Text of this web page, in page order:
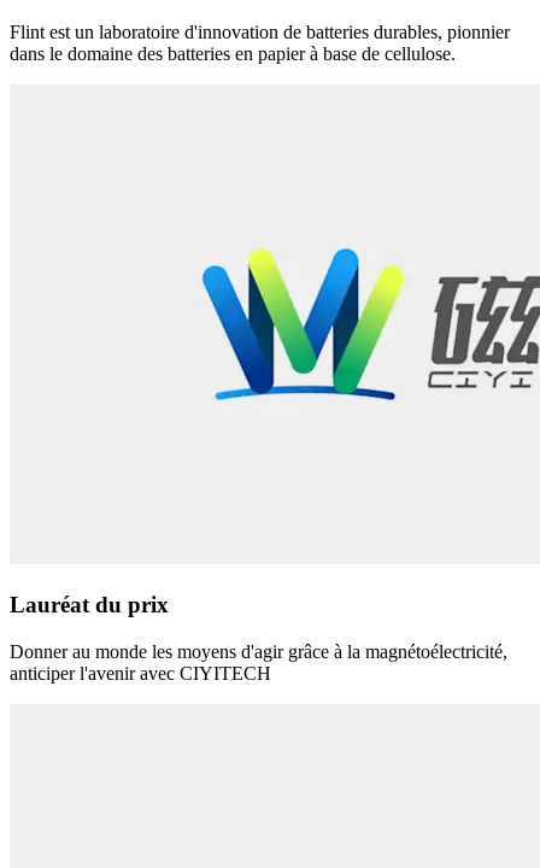
Flint est un laboratoire d'innovation de batteries durables, pionnier
dans le domaine des batteries en papier à base de cellulose.
Lauréat du prix
Donner au monde les moyens d'agir grâce à la magnétoélectricité,
anticiper l'avenir avec CIYITECH